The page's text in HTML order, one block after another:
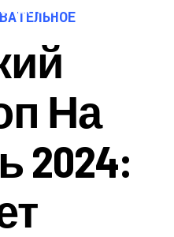
На
2024: